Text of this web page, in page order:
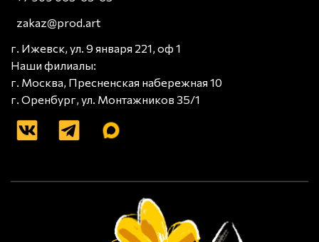
zakaz@prod.art
г. Ижевск, ул. 9 января 221, оф 1
Наши филиалы:
г. Москва, Пресненская набережная 10
г. Оренбург, ул. Монтажников 35/1